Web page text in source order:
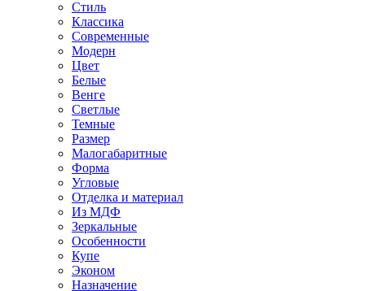
Стиль
Классика
Современные
Модерн
Цвет
Белые
Венге
Светлые
Темные
Размер
Малогабаритные
Форма
Угловые
Отделка и материал
Из МДФ
Зеркальные
Особенности
Купе
Эконом
Назначение